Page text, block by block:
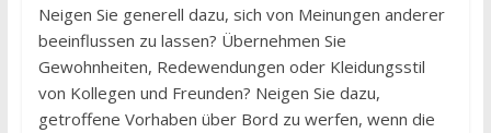
Neigen Sie generell dazu, sich von Meinungen anderer
beeinflussen zu lassen? Übernehmen Sie
Gewohnheiten, Redewendungen oder Kleidungsstil
von Kollegen und Freunden? Neigen Sie dazu,
getroffene Vorhaben über Bord zu werfen, wenn die